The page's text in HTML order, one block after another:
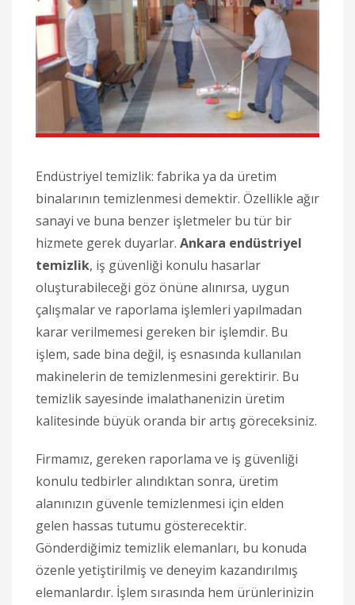
Endüstriyel temizlik: fabrika ya da üretim
binalarının temizlenmesi demektir. Özellikle ağır
sanayi ve buna benzer işletmeler bu tür bir
hizmete gerek duyarlar. Ankara endüstriyel
temizlik, iş güvenliği konulu hasarlar
oluşturabileceği göz önüne alınırsa, uygun
çalışmalar ve raporlama işlemleri yapılmadan
karar verilmemesi gereken bir işlemdir. Bu
işlem, sade bina değil, iş esnasında kullanılan
makinelerin de temizlenmesini gerektirir. Bu
temizlik sayesinde imalathanenizin üretim
kalitesinde büyük oranda bir artış göreceksiniz.
Firmamız, gereken raporlama ve iş güvenliği
konulu tedbirler alındıktan sonra, üretim
alanınızın güvenle temizlenmesi için elden
gelen hassas tutumu gösterecektir.
Gönderdiğimiz temizlik elemanları, bu konuda
özenle yetiştirilmiş ve deneyim kazandırılmış
elemanlardır. İşlem sırasında hem ürünlerinizin